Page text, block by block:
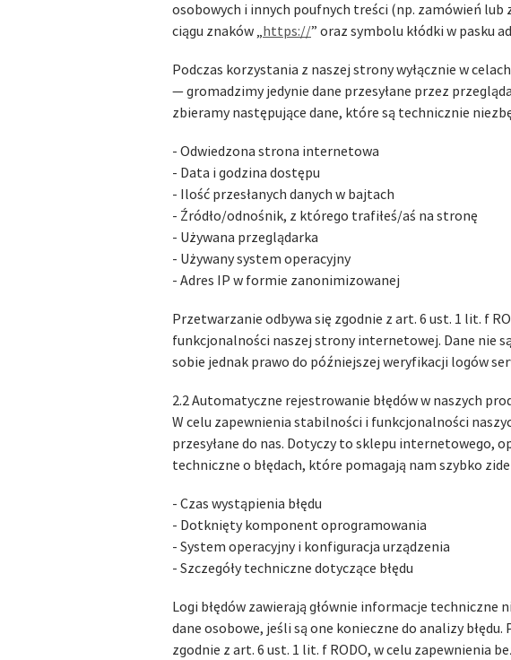
osobowych i innych poufnych treści (np. zamówień
ciągu znaków „https://” oraz symbolu kłódki w pasku
Podczas korzystania z naszej strony wyłącznie w
— gromadzimy jedynie dane przesyłane przez
zbieramy następujące dane, które są technicznie
- Odwiedzona strona internetowa
- Data i godzina dostępu
- Ilość przesłanych danych w bajtach
- Źródło/odnośnik, z którego trafiłeś/aś na stronę
- Używana przeglądarka
- Używany system operacyjny
- Adres IP w formie zanonimizowanej
Przetwarzanie odbywa się zgodnie z art. 6 ust. 1 lit. f
funkcjonalności naszej strony internetowej. Dane nie
sobie jednak prawo do późniejszej weryfikacji logów
2.2 Automatyczne rejestrowanie błędów w naszych
W celu zapewnienia stabilności i funkcjonalności
przesyłane do nas. Dotyczy to sklepu internetowego,
techniczne o błędach, które pomagają nam szybko
- Czas wystąpienia błędu
- Dotknięty komponent oprogramowania
- System operacyjny i konfiguracja urządzenia
- Szczegóły techniczne dotyczące błędu
Logi błędów zawierają głównie informacje techniczne
dane osobowe, jeśli są one konieczne do analizy
zgodnie z art. 6 ust. 1 lit. f RODO, w celu zapewnienia